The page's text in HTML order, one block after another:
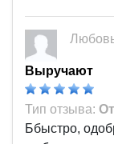
Выручают
Тип отзыва:
Ббыстро,